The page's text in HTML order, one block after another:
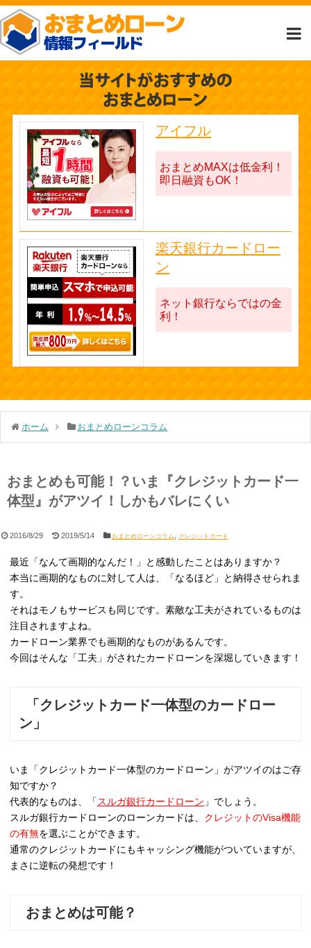
アイフル
おまとめMAXは低金利！
即日融資もOK！
楽天銀行カードロー
ン
ネット銀行ならではの金
利！
ホーム おまとめローンコラム
おまとめも可能！？いま『クレジットカード一
体型』がアツイ！しかもバレにくい
2016/8/29 2019/5/14 おまとめローンコラム クレジットカード
最近「なんて画期的なんだ！」と感動したことはありますか？
本当に画期的なものに対して人は、「なるほど」と納得させられま
す。
それはモノもサービスも同じです。素敵な工夫がされているものは
注目されますよね。
カードローン業界でも画期的なものがあるんです。
今回はそんな「工夫」がされたカードローンを深堀していきます！
「クレジットカード一体型のカードロー
ン」
いま「クレジットカード一体型のカードローン」がアツイのはご存
知ですか？
代表的なものは、「 スルガ銀行カードローン 」でしょう。
スルガ銀行カードローンのローンカードは、 クレジットのVisa機能
の有無を選ぶことができます。
通常のクレジットカードにもキャッシング機能がついていますが、
まさに逆転の発想です！
おまとめは可能？